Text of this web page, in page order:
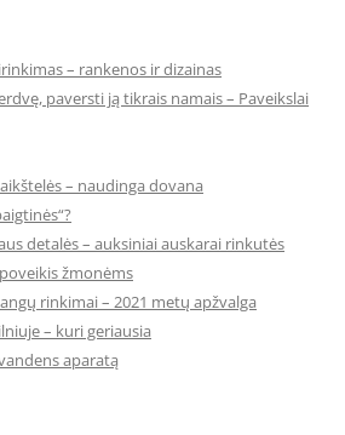
– rankenos ir dizainas
paversti ją tikrais namais – Paveikslai
– naudinga dovana
detalės – auksiniai auskarai rinkutės
žmonėms
rinkimai – 2021 metų apžvalga
– kuri geriausia
aparatą